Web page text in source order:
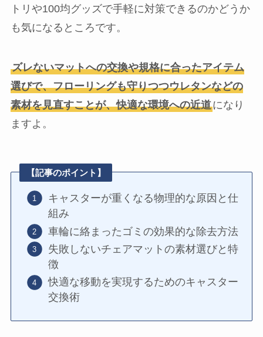
トリや100均グッズで手軽に対策できるのかどうか
も気になるところです。
ズレないマットへの交換や規格に合ったアイテム
選びで、フローリングも守りつつウレタンなどの
素材を見直すことが、快適な環境への近道になり
ますよ。
【記事のポイント】
キャスターが重くなる物理的な原因と仕
組み
車輪に絡まったゴミの効果的な除去方法
失敗しないチェアマットの素材選びと特
徴
快適な移動を実現するためのキャスター
交換術